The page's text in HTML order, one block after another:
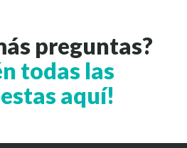
preguntas?
todas las
aquí!